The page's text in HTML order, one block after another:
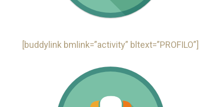
[buddylink bmlink=”activity” bltext=”PROFILO”]